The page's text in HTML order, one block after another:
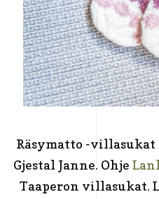
Räsymatto -villasukat
Gjestal Janne. Ohje
Taaperon villasukat.